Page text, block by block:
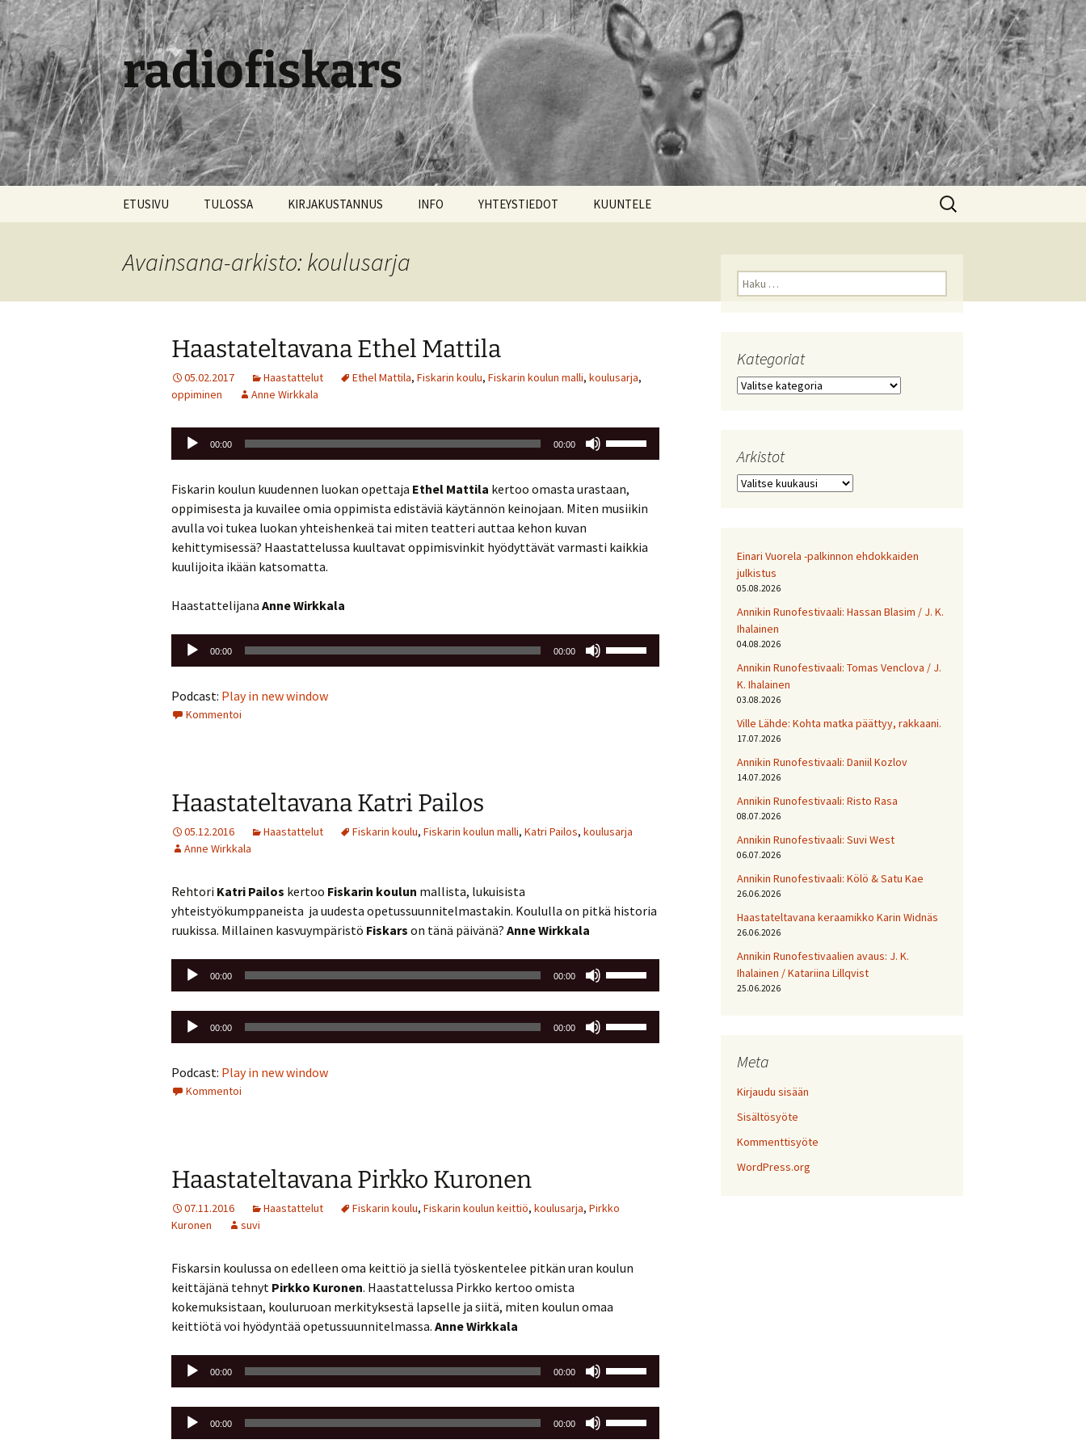
radiofiskars
ETUSIVU TULOSSA KIRJAKUSTANNUS INFO YHTEYSTIEDOT KUUNTELE
Haku:
Avainsana-arkisto: koulusarja
Haastateltavana Ethel Mattila
05.02.2017 Haastattelut Ethel Mattila, Fiskarin koulu, Fiskarin koulun malli, koulusarja,
oppiminen
Anne Wirkkala
Äänitoistin
00:00 00:00
alas
säädät
suuremmaksi
Fiskarin koulun kuudennen luokan opettaja Ethel Mattila kertoo omasta urastaan,
oppimisesta ja kuvailee omia oppimista edistäviä käytännön keinojaan. Miten musiikin
avulla voi tukea luokan yhteishenkeä tai miten teatteri auttaa kehon kuvan
kehittymisessä? Haastattelussa kuultavat oppimisvinkit hyödyttävät varmasti kaikkia
kuulijoita ikään katsomatta.
Haastattelijana Anne Wirkkala
Äänitoistin
00:00 00:00
Podcast: Play in new window
Kommentoi
Haastateltavana Katri Pailos
05.12.2016 Haastattelut Fiskarin koulu, Fiskarin koulun malli, Katri Pailos, koulusarja
Anne Wirkkala
Rehtori Katri Pailos kertoo Fiskarin koulun mallista, lukuisista
yhteistyökumppaneista ja uudesta opetussuunnitelmastakin. Koululla on pitkä historia
ruukissa. Millainen kasvuympäristö Fiskars on tänä päivänä? Anne Wirkkala
Äänitoistin
00:00 00:00
alas
säädät
Äänitoistin
00:00 00:00
Podcast: Play in new window
Kommentoi
Haastateltavana Pirkko Kuronen
07.11.2016 Haastattelut Fiskarin koulu, Fiskarin koulun keittiö, koulusarja, Pirkko
Kuronen
suvi
Fiskarsin koulussa on edelleen oma keittiö ja siellä työskentelee pitkän uran koulun
keittäjänä tehnyt Pirkko Kuronen. Haastattelussa Pirkko kertoo omista
kokemuksistaan, kouluruoan merkityksestä lapselle ja siitä, miten koulun omaa
keittiötä voi hyödyntää opetussuunnitelmassa. Anne Wirkkala
Äänitoistin
00:00 00:00
alas
säädät
Äänitoistin
00:00 00:00
Haku:
Kategoriat
Kategoriat
Arkistot
Arkistot
Einari Vuorela -palkinnon ehdokkaiden
julkistus
05.08.2026
Annikin Runofestivaali: Has­san Bla­sim / J. K.
Ihalainen
04.08.2026
Annikin Runofestivaali: Tomas Venclova / J.
K. Ihalainen
03.08.2026
Ville Lähde: Kohta matka päättyy, rakkaani.
17.07.2026
Annikin Runofestivaali: Daniil Kozlov
14.07.2026
Annikin Runofestivaali: Risto Rasa
08.07.2026
Annikin Runofestivaali: Suvi West
06.07.2026
Annikin Runofestivaali: Kölö & Satu Kae
26.06.2026
Haastateltavana keraamikko Karin Widnäs
26.06.2026
Annikin Runofestivaalien avaus: J. K.
Ihalainen / Katariina Lillqvist
25.06.2026
Meta
Kirjaudu sisään
Sisältösyöte
Kommenttisyöte
WordPress.org